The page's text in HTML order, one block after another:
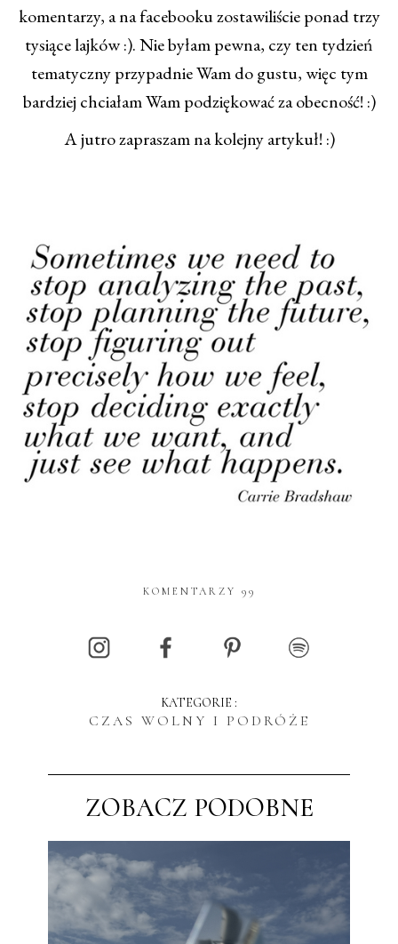
komentarzy, a na facebooku zostawiliście ponad trzy
tysiące lajków :). Nie byłam pewna, czy ten tydzień
tematyczny przypadnie Wam do gustu, więc tym
bardziej chciałam Wam podziękować za obecność! :)
A jutro zapraszam na kolejny artykuł! :)
KOMENTARZY 99
KATEGORIE :
CZAS WOLNY I PODRÓŻE
ZOBACZ PODOBNE